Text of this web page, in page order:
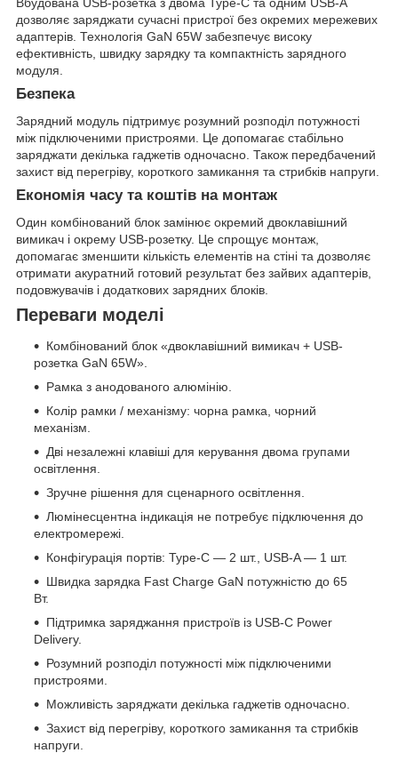
дозволяє заряджати сучасні пристрої без окремих мережевих
адаптерів. Технологія GaN 65W забезпечує високу
ефективність, швидку зарядку та компактність зарядного
модуля.
Безпека
Зарядний модуль підтримує розумний розподіл потужності
між підключеними пристроями. Це допомагає стабільно
заряджати декілька гаджетів одночасно. Також передбачений
захист від перегріву, короткого замикання та стрибків напруги.
Економія часу та коштів на монтаж
Один комбінований блок замінює окремий двоклавішний
вимикач і окрему USB-розетку. Це спрощує монтаж,
допомагає зменшити кількість елементів на стіні та дозволяє
отримати акуратний готовий результат без зайвих адаптерів,
подовжувачів і додаткових зарядних блоків.
Переваги моделі
Комбінований блок «двоклавішний вимикач + USB-
розетка GaN 65W».
Рамка з анодованого алюмінію.
Колір рамки / механізму: чорна рамка, чорний
механізм.
Дві незалежні клавіші для керування двома групами
освітлення.
Зручне рішення для сценарного освітлення.
Люмінесцентна індикація не потребує підключення до
електромережі.
Конфігурація портів: Type-C — 2 шт., USB-A — 1 шт.
Швидка зарядка Fast Charge GaN потужністю до 65
Вт.
Підтримка заряджання пристроїв із USB-C Power
Delivery.
Розумний розподіл потужності між підключеними
пристроями.
Можливість заряджати декілька гаджетів одночасно.
Захист від перегріву, короткого замикання та стрибків
напруги.